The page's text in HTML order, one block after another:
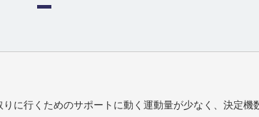
に行くためのサポートに動く運動量が少なく、決定